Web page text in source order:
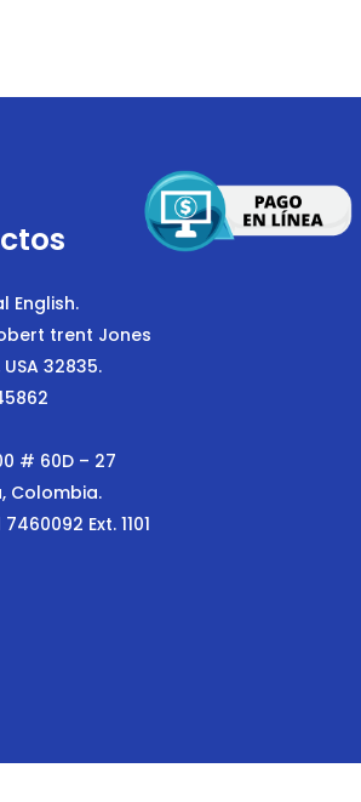
English.
trent Jones
32835.
# 60D – 27
Colombia.
Ext. 1101